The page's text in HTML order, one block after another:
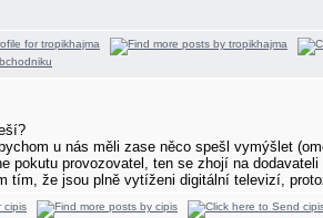
u nás měli zase něco spešl vymýšlet
pokutu provozovatel, ten se zhojí na
tím, že jsou plně vytíženi digitální televizí,